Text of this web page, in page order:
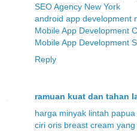
SEO Agency New York
android app development
Mobile App Development
Mobile App Development
Reply
ramuan kuat dan tahan
harga minyak lintah papua
ciri oris breast cream yang